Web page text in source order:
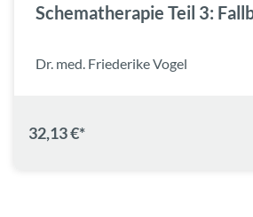
Schematherapie Teil 3:
Dr. med. Friederike Vogel
32,13 €*